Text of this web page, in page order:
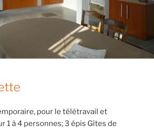
pour le télétravail et
1 à 4 personnes; 3 épis Gîtes de